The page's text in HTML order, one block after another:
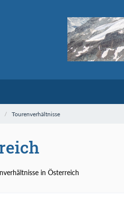
Tourenverhältnisse
in Österreich